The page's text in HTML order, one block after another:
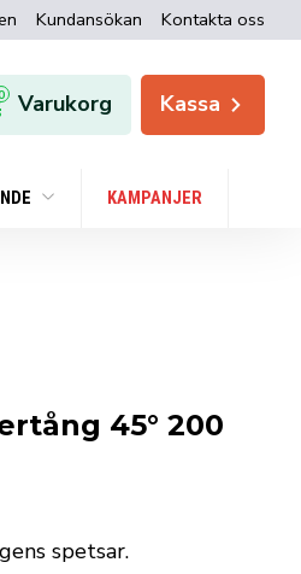
Kundansökan Kontakta oss
Varukorg Kassa
KAMPANJER
45° 200
spetsar.